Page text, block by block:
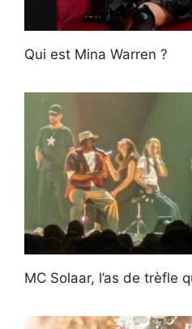
Qui est Mina Warren ?
MC Solaar, l’as de trèfle